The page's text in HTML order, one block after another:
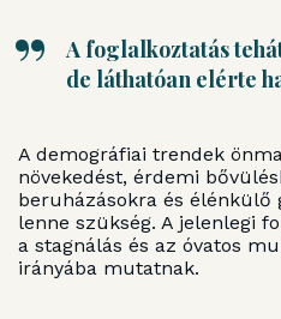
A foglalkoztatás
de láthatóan elérte
A demográfiai trendek
növekedést, érdemi
beruházásokra és élénkülő
lenne szükség. A jelenlegi
a stagnálás és az óvatos
irányába mutatnak.